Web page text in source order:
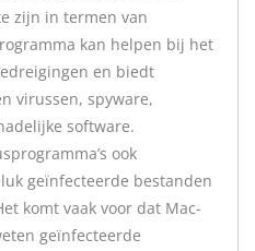
zijn in termen van
kan helpen bij het
en biedt
virussen, spyware,
software.
ook
geïnfecteerde bestanden
komt vaak voor dat Mac-
geïnfecteerde